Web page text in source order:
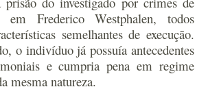
em Frederico Westphalen, todos
semelhantes de execução.
o indivíduo já possuía antecedentes
e cumpria pena em regime
mesma natureza.